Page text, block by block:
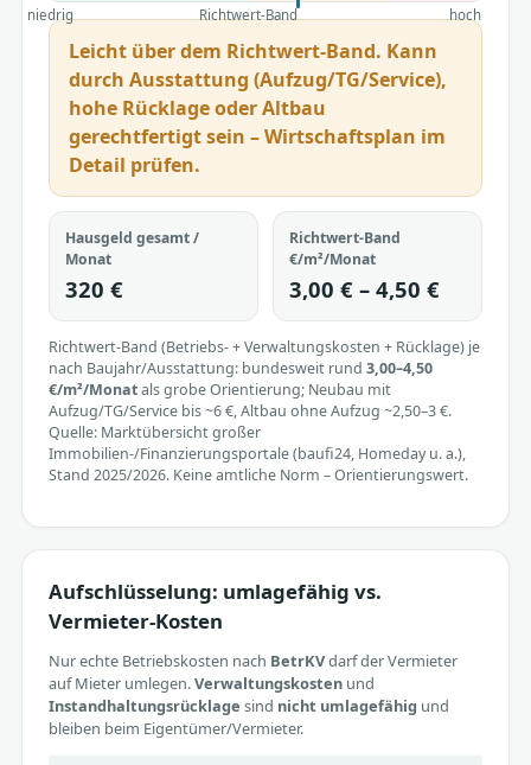
niedrig Richtwert-Band hoch
Leicht über dem Richtwert-Band. Kann
durch Ausstattung (Aufzug/TG/Service),
hohe Rücklage oder Altbau
gerechtfertigt sein – Wirtschaftsplan im
Detail prüfen.
Hausgeld gesamt /
Monat
320 €
Richtwert-Band
€/m²/Monat
3,00 € – 4,50 €
Richtwert-Band (Betriebs- + Verwaltungskosten + Rücklage) je
nach Baujahr/Ausstattung: bundesweit rund 3,00–4,50
€/m²/Monatals grobe Orientierung; Neubau mit
Aufzug/TG/Service bis ~6 €, Altbau ohne Aufzug ~2,50–3 €.
Quelle: Marktübersicht großer
Immobilien-/Finanzierungsportale (baufi24, Homeday u. a.),
Stand 2025/2026. Keine amtliche Norm – Orientierungswert.
Aufschlüsselung: umlagefähig vs.
Vermieter-Kosten
Nur echte Betriebskosten nach BetrKVdarf der Vermieter
auf Mieter umlegen.Verwaltungskosten und
Instandhaltungsrücklage sind nicht umlagefähig und
bleiben beim Eigentümer/Vermieter.